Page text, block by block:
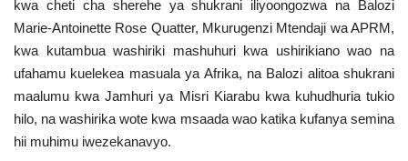
kwa cheti cha sherehe ya shukrani iliyoongozwa na Balozi
Marie-Antoinette Rose Quatter, Mkurugenzi Mtendaji wa APRM,
kwa kutambua washiriki mashuhuri kwa ushirikiano wao na
ufahamu kuelekea masuala ya Afrika, na Balozi alitoa shukrani
maalumu kwa Jamhuri ya Misri Kiarabu kwa kuhudhuria tukio
hilo, na washirika wote kwa msaada wao katika kufanya semina
hii muhimu iwezekanavyo.